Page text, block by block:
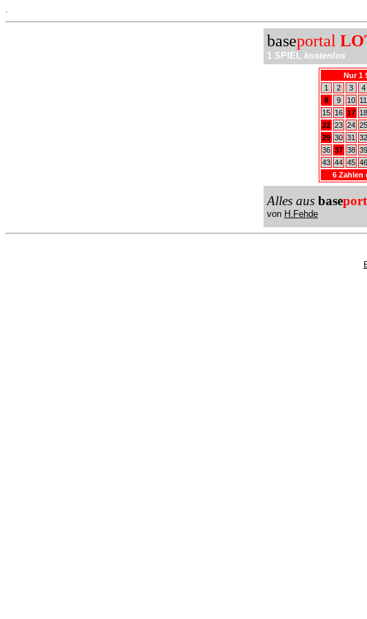
baseportal
1 SPIEL kostenlos
Nur 1
1
2 3 4
8
9 10 11
15
16 17 18
22 23 24 25
29 30 31 32
36 37 38 39
43 44 45 46
6 Zahlen
Alles aus base
von H.Fehde